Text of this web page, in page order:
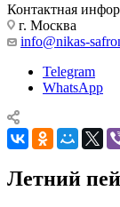
Контактная
г. Москва
info@nikas-
Telegram
WhatsApp
Летний